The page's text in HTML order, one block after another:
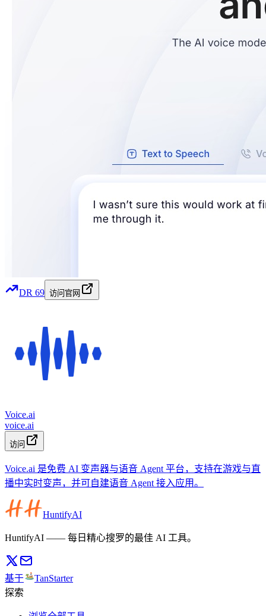
DR 69 访问官网
Voice.ai
voice.ai
访问
Voice.ai 是免费 AI 变声器与语音 Agent 平台，支持在游戏与直
播中实时变声，并可自建语音 Agent 接入应用。
HuntifyAI
HuntifyAI —— 每日精心搜罗的最佳 AI 工具。
基于
TanStarter
探索